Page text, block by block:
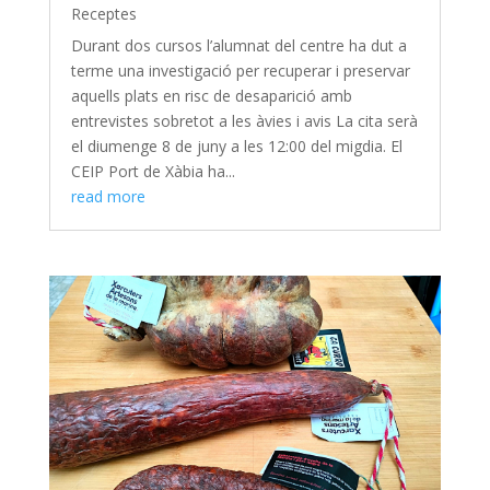
Receptes
Durant dos cursos l’alumnat del centre ha dut a
terme una investigació per recuperar i preservar
aquells plats en risc de desaparició amb
entrevistes sobretot a les àvies i avis La cita serà
el diumenge 8 de juny a les 12:00 del migdia. El
CEIP Port de Xàbia ha...
read more